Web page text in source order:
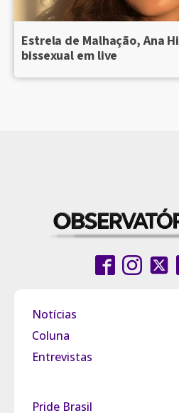
Estrela de Malhação, Ana
bissexual em live
Notícias
Coluna
Entrevistas
Pride Brasil